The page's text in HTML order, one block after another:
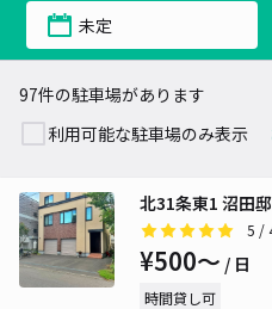
未定
97件の駐車場があります
利用可能な駐車場のみ表示
北31条東1 沼田
5 /
¥500〜 / 日
時間貸し可